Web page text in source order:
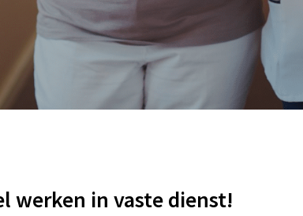
werken in vaste dienst!